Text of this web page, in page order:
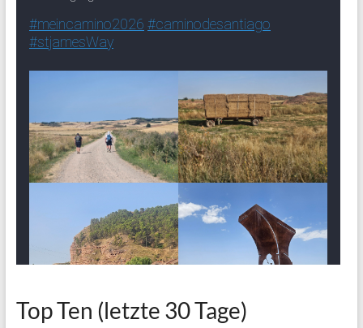
Top Ten (letzte 30 Tage)